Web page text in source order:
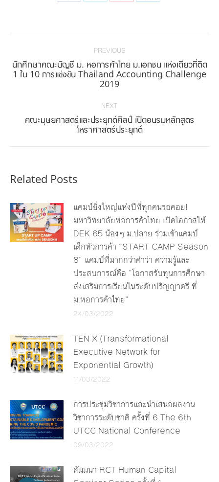
PREVIOUS
Previous
post:
นักศึกษาคณะบัญชี ม. หอการค้าไทย ม.เอกชน แห่งเดียวที่ติด
1 ใน 10 การแข่งขัน Thailand Accounting Challenge
2019
NEXT
Next
post:
คณะมุษยศาสตร์และประยุกต์ศิลป์ เปิดอบรมหลักสูตร
โหราศาสตร์ประยุกต์
Related Posts
แคมป์ยิ่งใหญ่แห่งปีที่ทุกคนรอคอย!
มหาวิทยาลัยหอการค้าไทย เปิดโอกาสให้
DEK 65 น้องๆ ม.ปลาย ร่วมเข้าแคมป์
เด็กหัวการค้า “START CAMP Season
8” แคมป์ที่มากกว่าคำว่า ความรู้และ
ประสบการณ์คือ “โอกาสรับทุนการศึกษา
ส่งเสริมการเรียนในระดับปริญญาตรี ที่
ม.หอการค้าไทย”
24/03/2022
TEN X (Transformational
Executive Network for
Exponential Growth)
11/03/2022
การประชุมวิชาการและนำเสนอผลงาน
วิชาการระดับชาติ ครั้งที่ 6 The 6th
UTCC National Conference
09/03/2022
สัมมนา RCT Human Capital